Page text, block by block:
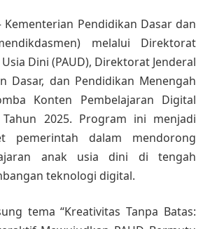
Kementerian Pendidikan Dasar dan
melalui Direktorat
Dini (PAUD), Direktorat Jenderal
Dasar, dan Pendidikan Menengah
Konten Pembelajaran Digital
2025. Program ini menjadi
pemerintah dalam mendorong
anak usia dini di tengah
teknologi digital.
tema “Kreativitas Tanpa Batas: